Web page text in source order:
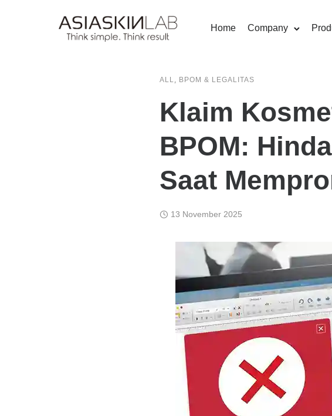
Home Company
ALL, BPOM & LEGALITAS
Klaim
BPOM:
Saat
13 November 2025